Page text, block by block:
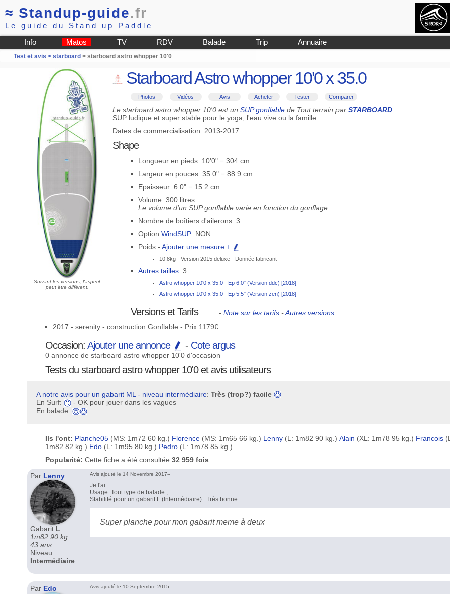
≈ Standup-guide.fr
Le guide du Stand up Paddle
Info Matos TV RDV Balade Trip Annuaire
Test et avis > starboard > starboard astro whopper 10'0
Suivant les versions, l'aspect
peut être différent.
Starboard Astro whopper 10'0 x 35.0
Photos Vidéos Avis Acheter Tester Comparer
Le starboard astro whopper 10'0 est un SUP gonflablede Tout terrain par STARBOARD.
SUP ludique et super stable pour le yoga, l'eau vive ou la famille
Dates de commercialisation: 2013-2017
Shape
Longueur en pieds: 10'0" ≡ 304 cm
Largeur en pouces: 35.0" ≡ 88.9 cm
Epaisseur: 6.0" ≡ 15.2 cm
Volume: 300 litres
Le volume d'un SUP gonflable varie en fonction du gonflage.
Nombre de boîtiers d'ailerons: 3
OptionWindSUP: NON
Poids -Ajouter une mesure +
10.8kg - Version 2015 deluxe - Donnée fabricant
Autres tailles: 3
Astro whopper 10'0 x 35.0 - Ep 6.0" (Version ddc) [2018]
Astro whopper 10'0 x 35.0 - Ep 5.5" (Version zen) [2018]
Versions et Tarifs - Note sur les tarifs-Autres versions
2017 - serenity - construction Gonflable - Prix 1179€
Occasion:Ajouter une annonce - Cote argus
0 annonce de starboard astro whopper 10'0 d'occasion
Tests du starboard astro whopper 10'0 et avis utilisateurs
A notre avis pour un gabarit ML - niveau intermédiaire:Très (trop?) facile
En Surf:
- OK pour jouer dans les vagues
En balade:
Ils l'ont: Planche05 (MS: 1m72 60 kg.) Florence (MS: 1m65 66 kg.) Lenny (L: 1m82 90 kg.)Alain (XL: 1m78 95 kg.) Francois
1m82 82 kg.) Edo (L: 1m95 80 kg.) Pedro (L: 1m78 85 kg.)
Popularité: Cette fiche a été consultée32 959 fois.
Par Lenny
Gabarit L
1m82 90 kg.
43 ans
Niveau
Intermédiaire
Avis ajouté le 14 Novembre 2017--
Je l'ai
Usage: Tout type de balade ;
Stabilité pour un gabarit L (Intermédiaire) : Très bonne
Super planche pour mon gabarit meme à deux
Par Edo Avis ajouté le 10 Septembre 2015--